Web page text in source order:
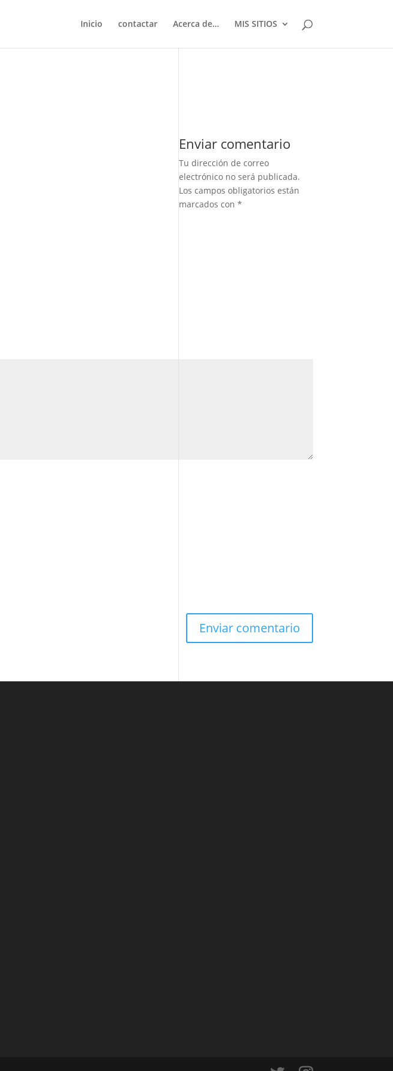
Inicio contactar Acerca de… MIS SITIOS
Enviar comentario
Tu dirección de correo
electrónico no será publicada.
Los campos obligatorios están
marcados con*